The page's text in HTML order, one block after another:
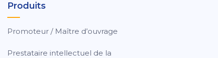
Produits
Promoteur / Maître d’ouvrage
Prestataire intellectuel de la